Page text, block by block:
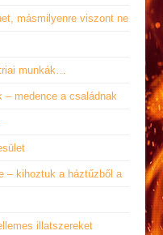
másmilyenre viszont ne
munkák…
– medence a családnak
– kihoztuk a háztűzből a
illatszereket